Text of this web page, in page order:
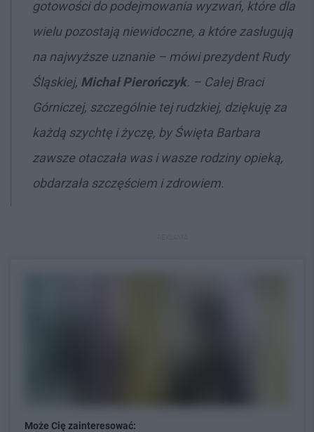
gotowości do podejmowania wyzwań, które dla
wielu pozostają niewidoczne, a które zasługują
na najwyższe uznanie – mówi prezydent Rudy
Śląskiej, Michał Pierończyk. – Całej Braci
Górniczej, szczególnie tej rudzkiej, dziękuję za
każdą szychtę i życzę, by Święta Barbara
zawsze otaczała was i wasze rodziny opieką,
obdarzała szczęściem i zdrowiem.
Może Cię zainteresować: